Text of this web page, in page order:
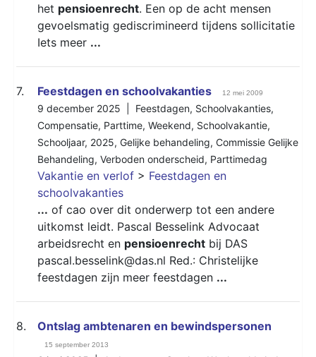
het pensioenrecht. Een op de acht mensen
gevoelsmatig gediscrimineerd tijdens sollicitatie
Iets meer ...
7. Feestdagen en schoolvakanties 12 mei 2009
9 december 2025 | Feestdagen, Schoolvakanties,
Compensatie, Parttime, Weekend, Schoolvakantie,
Schooljaar, 2025, Gelijke behandeling, Commissie Gelijke
Behandeling, Verboden onderscheid, Parttimedag
Vakantie en verlof > Feestdagen en
schoolvakanties
... of cao over dit onderwerp tot een andere
uitkomst leidt. Pascal Besselink Advocaat
arbeidsrecht en pensioenrecht bij DAS
pascal.besselink@das.nl Red.: Christelijke
feestdagen zijn meer feestdagen ...
8. Ontslag ambtenaren en bewindspersonen
15 september 2013